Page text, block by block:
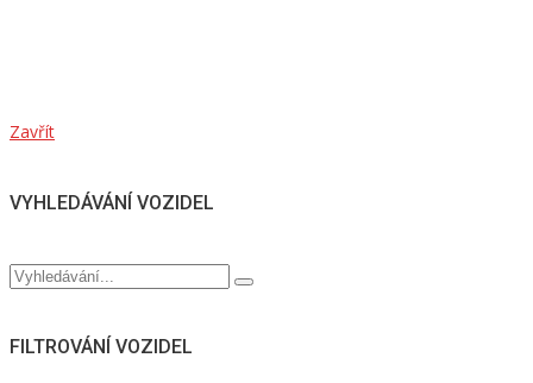
Zavřít
VYHLEDÁVÁNÍ VOZIDEL
FILTROVÁNÍ VOZIDEL